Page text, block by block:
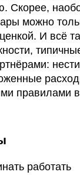
Скорее,
можно
И всё
нести
правилами
работать